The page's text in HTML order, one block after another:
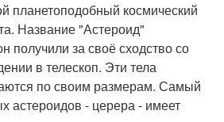
планетоподобный космический
Название "Астероид"
получили за своё сходство со
в телескоп. Эти тела
по своим размерам. Самый
астероидов - церера - имеет